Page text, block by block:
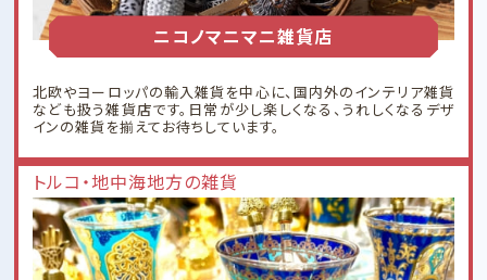
ニコノマニマニ雑貨店
北欧やヨーロッパの輸入雑貨を中心に、国内外のインテリア雑貨
なども扱う雑貨店です。日常が少し楽しくなる、うれしくなるデザ
インの雑貨を揃えてお待ちしています。
トルコ・地中海地方の雑貨